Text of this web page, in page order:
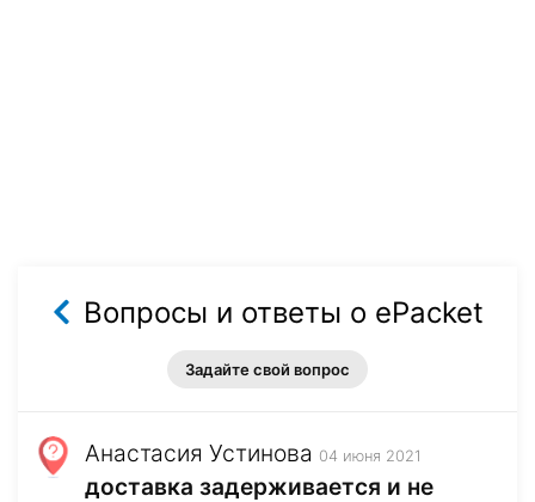
Вопросы и ответы о ePacket
Задайте свой вопрос
Анастасия Устинова 04 июня 2021
доставка задерживается и не